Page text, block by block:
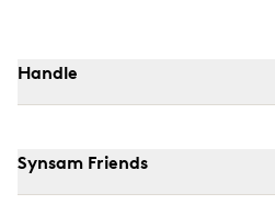
Handle
Synsam Friends